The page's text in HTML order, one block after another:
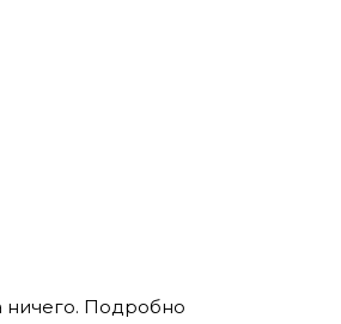
ничего. Подробно